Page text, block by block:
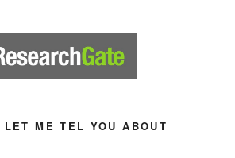
ME TEL YOU ABOUT